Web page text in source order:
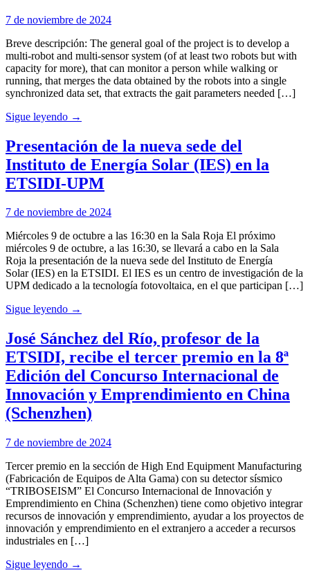
7 de noviembre de 2024
Breve descripción: The general goal of the project is to develop a
multi-robot and multi-sensor system (of at least two robots but with
capacity for more), that can monitor a person while walking or
running, that merges the data obtained by the robots into a single
synchronized data set, that extracts the gait parameters needed […]
Sigue leyendo →
Presentación de la nueva sede del
Instituto de Energía Solar (IES) en la
ETSIDI-UPM
7 de noviembre de 2024
Miércoles 9 de octubre a las 16:30 en la Sala Roja El próximo
miércoles 9 de octubre, a las 16:30, se llevará a cabo en la Sala
Roja la presentación de la nueva sede del Instituto de Energía
Solar (IES) en la ETSIDI. El IES es un centro de investigación de la
UPM dedicado a la tecnología fotovoltaica, en el que participan […]
Sigue leyendo →
José Sánchez del Río, profesor de la
ETSIDI, recibe el tercer premio en la 8ª
Edición del Concurso Internacional de
Innovación y Emprendimiento en China
(Schenzhen)
7 de noviembre de 2024
Tercer premio en la sección de High End Equipment Manufacturing
(Fabricación de Equipos de Alta Gama) con su detector sísmico
“TRIBOSEISM” El Concurso Internacional de Innovación y
Emprendimiento en China (Schenzhen) tiene como objetivo integrar
recursos de innovación y emprendimiento, ayudar a los proyectos de
innovación y emprendimiento en el extranjero a acceder a recursos
industriales en […]
Sigue leyendo →